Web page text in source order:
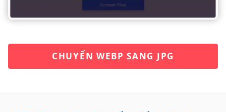
CHUYỂN WEBP SANG JPG